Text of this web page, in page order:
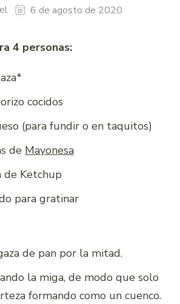
6 de agosto de 2020
4 personas:
cocidos
(para fundir o en taquitos)
de Mayonesa
de Ketchup
para gratinar
de pan por la mitad.
la miga, de modo que solo
formando como un cuenco.